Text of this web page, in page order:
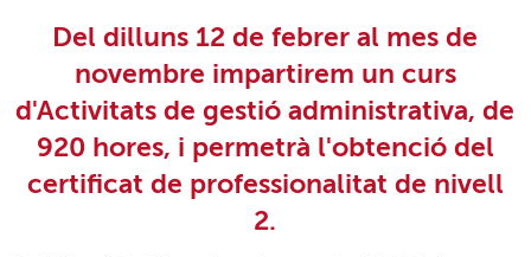
Del dilluns 12 de febrer al mes de
novembre impartirem un curs
d'Activitats de gestió administrativa, de
920 hores, i permetrà l'obtenció del
certificat de professionalitat de nivell
2.